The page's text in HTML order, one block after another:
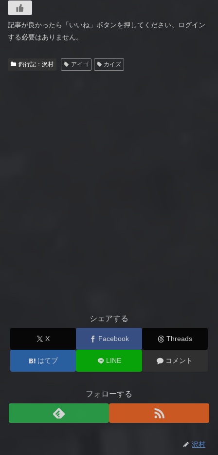
記事が良かったら「いいね」ボタンを押してください。ログイン
する必要はありません。
釣行記：沢村 アイゴ カイズ
シェアする
X Facebook Threads
はてブ LINE コメント
フォローする
沢村